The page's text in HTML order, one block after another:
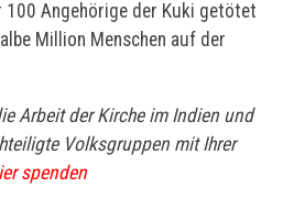
Angehörige der Kuki getötet
Million Menschen auf der
Arbeit der Kirche im Indien und
Volksgruppen mit Ihrer
spenden